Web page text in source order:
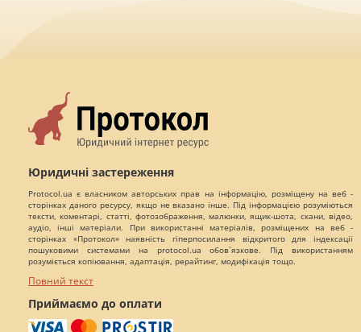
Юридичні застереження
Protocol.ua є власником авторських прав на інформацію, розміщену на веб -
сторінках даного ресурсу, якщо не вказано інше. Під інформацією розуміються
тексти, коментарі, статті, фотозображення, малюнки, ящик-шота, скани, відео,
аудіо, інші матеріали. При використанні матеріалів, розміщених на веб -
сторінках «Протокол» наявність гіперпосилання відкритого для індексації
пошуковими системами на protocol.ua обов`язкове. Під використанням
розуміється копіювання, адаптація, рерайтинг, модифікація тощо.
Повний текст
Приймаємо до оплати